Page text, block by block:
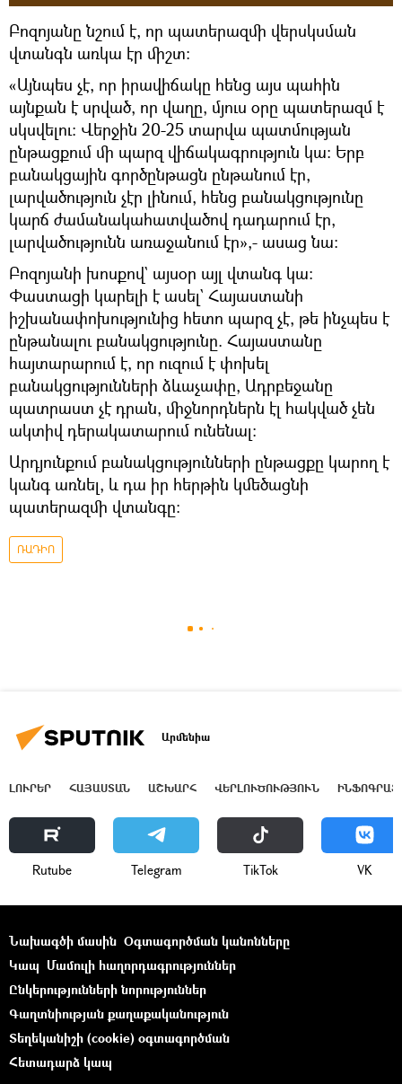
Բոզոյանը նշում է, որ պատերազմի վերսկսման
վտանգն առկա էր միշտ։
«Այնպես չէ, որ իրավիճակը հենց այս պահին
այնքան է սրված, որ վաղը, մյուս օրը պատերազմ է
սկսվելու։ Վերջին 20-25 տարվա պատմության
ընթացքում մի պարզ վիճակագրություն կա։ Երբ
բանակցային գործընթացն ընթանում էր,
լարվածություն չէր լինում, հենց բանակցությունը
կարճ ժամանակահատվածով դադարում էր,
լարվածությունն առաջանում էր»,- ասաց նա։
Բոզոյանի խոսքով` այսօր այլ վտանգ կա։
Փաստացի կարելի է ասել` Հայաստանի
իշխանափոխությունից հետո պարզ չէ, թե ինչպես է
ընթանալու բանակցությունը. Հայաստանը
հայտարարում է, որ ուզում է փոխել
բանակցությունների ձևաչափը, Ադրբեջանը
պատրաստ չէ դրան, միջնորդներն էլ հակված չեն
ակտիվ դերակատարում ունենալ։
Արդյունքում բանակցությունների ընթացքը կարող է
կանգ առնել, և դա իր հերթին կմեծացնի
պատերազմի վտանգը։
ՌԱԴԻՈ
Արմենիա
ԼՈՒՐԵՐ ՀԱՅԱՍՏԱՆ ԱՇԽԱՐՀ ՎԵՐԼՈՒԾՈՒԹՅՈՒՆ
Rutube Telegram ТikТоk VK
Նախագծի մասին Օգտագործման կանոնները
Կապ Մամուլի հաղորդագրություններ
Ընկերությունների նորություններ
Գաղտնիության քաղաքականություն
Տեղեկանիշի (cookie) օգտագործման
Հետադարձ կապ